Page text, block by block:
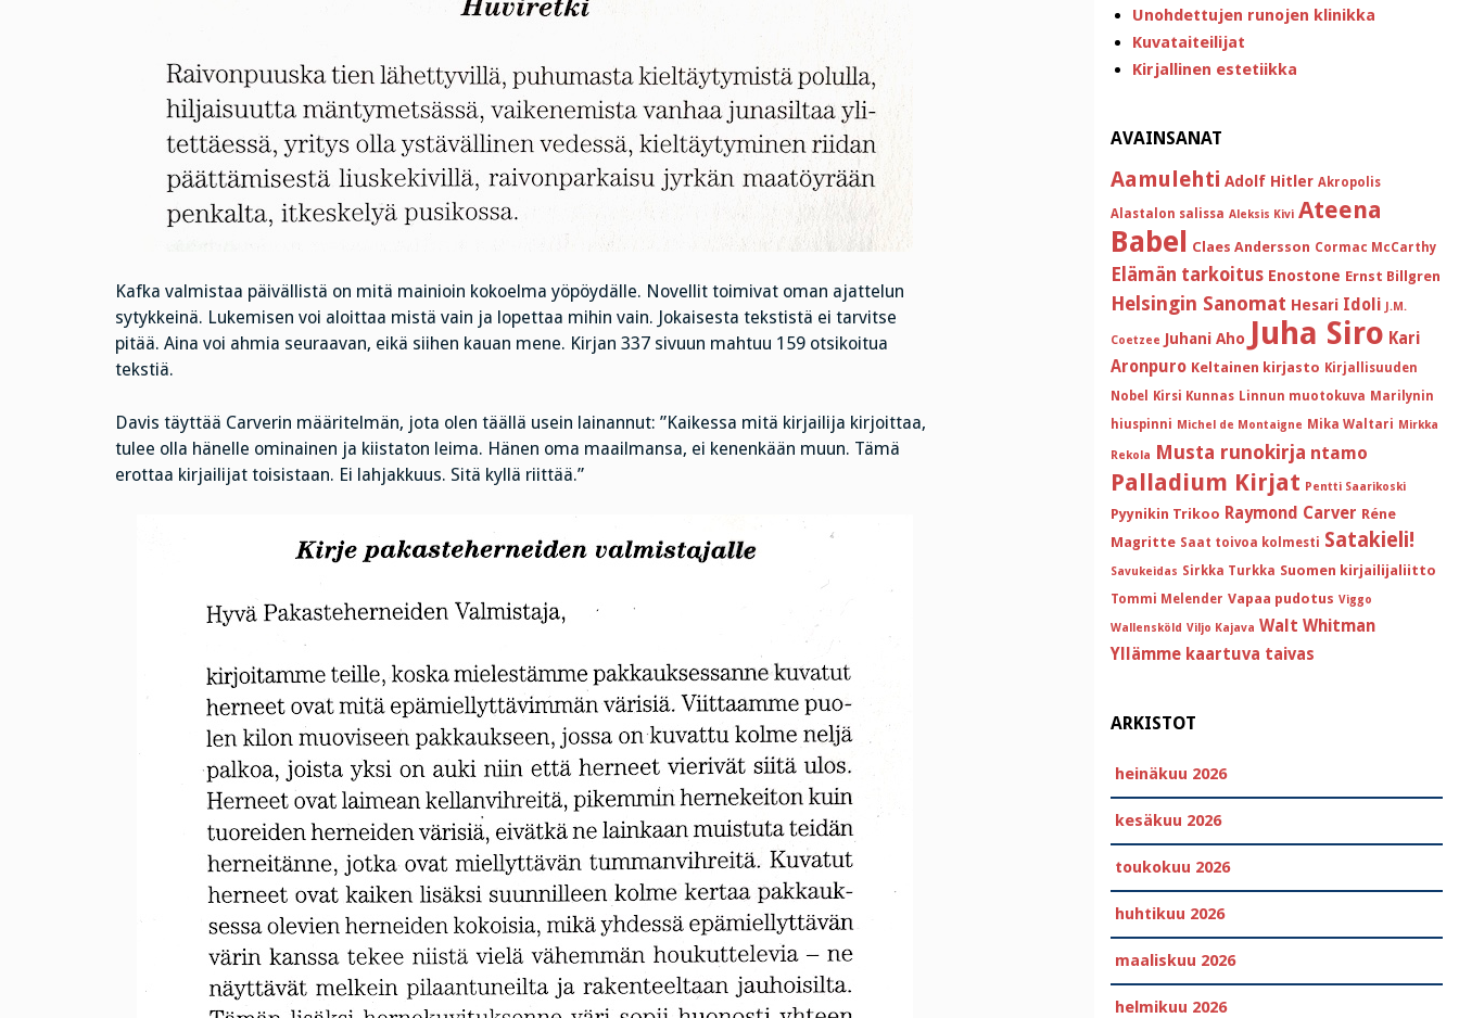
Kafka valmistaa päivällistä on mitä mainioin kokoelma yöpöydälle. Novellit toimivat oman ajattelun
sytykkeinä. Lukemisen voi aloittaa mistä vain ja lopettaa mihin vain. Jokaisesta tekstistä ei tarvitse
pitää. Aina voi ahmia seuraavan, eikä siihen kauan mene. Kirjan 337 sivuun mahtuu 159 otsikoitua
tekstiä.
Davis täyttää Carverin määritelmän, jota olen täällä usein lainannut: ”Kaikessa mitä kirjailija kirjoittaa,
tulee olla hänelle ominainen ja kiistaton leima. Hänen oma maailmansa, ei kenenkään muun. Tämä
erottaa kirjailijat toisistaan. Ei lahjakkuus. Sitä kyllä riittää.”
Unohdettujen runojen klinikka
Kuvataiteilijat
Kirjallinen estetiikka
AVAINSANAT
Aamulehti Adolf Hitler Akropolis
Alastalon salissa Aleksis Kivi Ateena
Babel Claes Andersson Cormac McCarthy
Elämän tarkoitus Enostone Ernst Billgren
Helsingin Sanomat Hesari Idoli J.M.
Coetzee Juhani Aho Juha Siro Kari
Aronpuro Keltainen kirjasto Kirjallisuuden
Nobel
Kirsi Kunnas Linnun muotokuva Marilynin
hiuspinni Michel de Montaigne Mika Waltari Mirkka
Rekola Musta runokirja ntamo
Palladium Kirjat Pentti Saarikoski
Pyynikin Trikoo Raymond Carver Réne
Magritte Saat toivoa kolmesti Satakieli!
Savukeidas Sirkka Turkka Suomen kirjailijaliitto
Tommi Melender Vapaa pudotus Viggo
Wallensköld Viljo Kajava Walt Whitman
Yllämme kaartuva taivas
ARKISTOT
heinäkuu 2026
kesäkuu 2026
toukokuu 2026
huhtikuu 2026
maaliskuu 2026
helmikuu 2026